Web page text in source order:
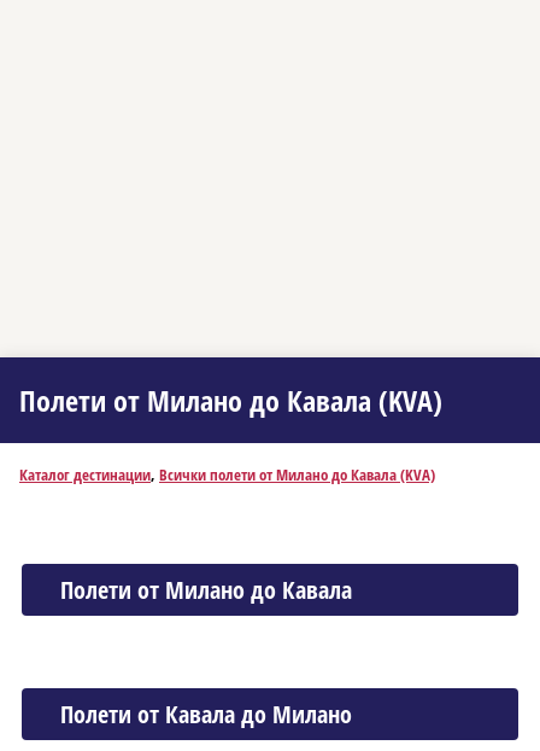
Полети от Миланo до Кавала (KVA)
Каталог дестинации, Всички полети от Миланo до Кавала (KVA)
Полети от Миланo до Кавала
Полети от Кавала до Миланo